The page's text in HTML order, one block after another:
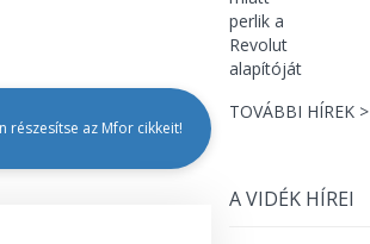
az Mfor cikkeit!
TOVÁBBI HÍREK >
A VIDÉK HÍREI